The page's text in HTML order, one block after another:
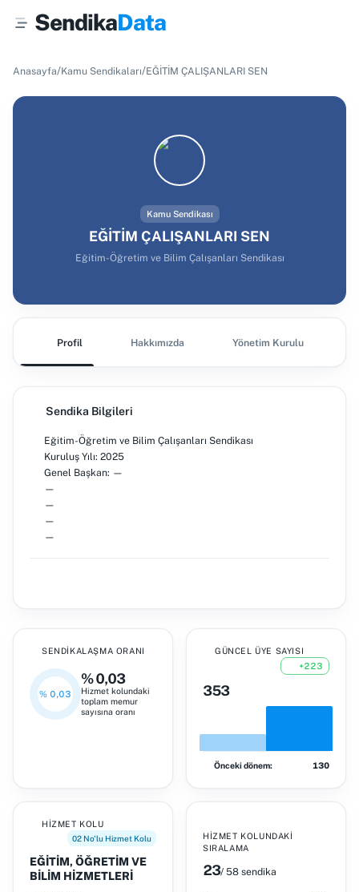
SendikaData
Anasayfa/Kamu Sendikaları/EĞİTİM ÇALIŞANLARI SEN
Kamu Sendikası
EĞİTİM ÇALIŞANLARI SEN
Eğitim-Öğretim ve Bilim Çalışanları Sendikası
Profil Hakkımızda Yönetim Kurulu
Sendika Bilgileri
Eğitim-Öğretim ve Bilim Çalışanları Sendikası
Kuruluş Yılı: 2025
Genel Başkan: —
—
—
—
—
SENDIKALAŞMA ORANI
% 0,03
% 0,03
Hizmet kolundaki
toplam memur
sayısına oranı
GÜNCEL ÜYE SAYISI
+223
353
Önceki dönem: 130
HIZMET KOLU
02 No'lu Hizmet Kolu
EĞİTİM, ÖĞRETİM VE
BİLİM HİZMETLERİ
HIZMET KOLUNDAKI
SIRALAMA
23/ 58 sendika